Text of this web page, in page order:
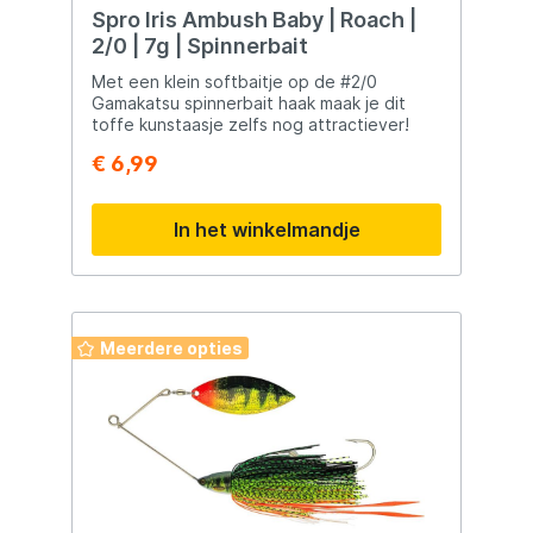
Spro Iris Ambush Baby | Roach |
2/0 | 7g | Spinnerbait
Met een klein softbaitje op de #2/0
Gamakatsu spinnerbait haak maak je dit
toffe kunstaasje zelfs nog attractiever!
€ 6,99
In het winkelmandje
Meerdere opties